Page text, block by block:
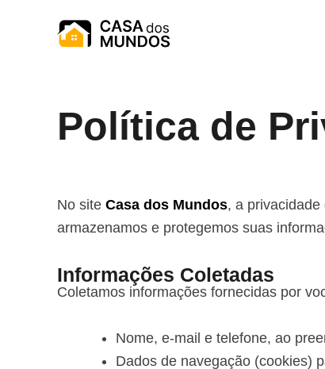
Política de
No site Casa dos Mundos, a
armazenamos e protegemos suas
Informações Coletadas
Coletamos informações fornecidas por
Nome, e-mail e telefone, ao
Dados de navegação (cookies)